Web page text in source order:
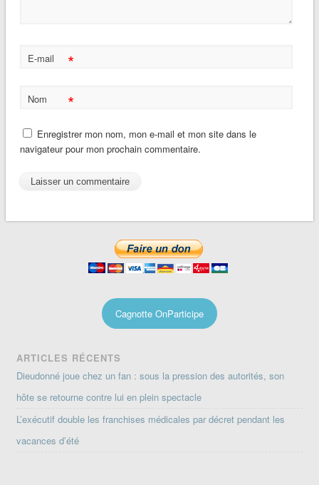
E-mail *
Nom *
Enregistrer mon nom, mon e-mail et mon site dans le
navigateur pour mon prochain commentaire.
Cagnotte OnParticipe
ARTICLES RÉCENTS
Dieudonné joue chez un fan : sous la pression des autorités, son
hôte se retourne contre lui en plein spectacle
L’exécutif double les franchises médicales par décret pendant les
vacances d’été